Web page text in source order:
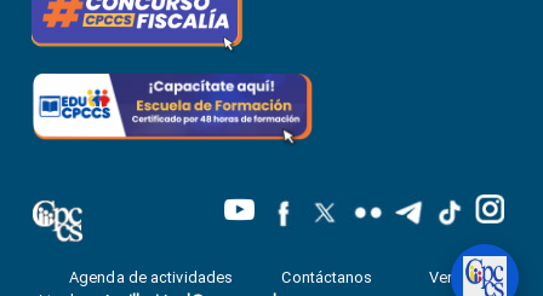
Agenda de actividades Contáctanos
Ventanilla